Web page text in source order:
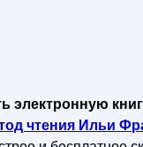
электронную
чтения Ильи